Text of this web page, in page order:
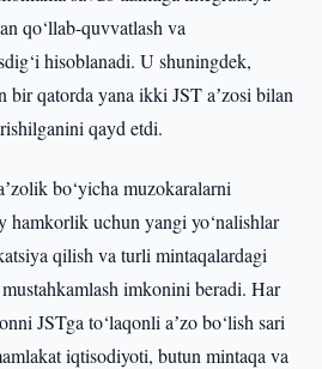
qo‘llab-quvvatlash va
hisoblanadi. U shuningdek,
bir qatorda yana ikki JST aʼzosi bilan
qayd etdi.
bo‘yicha muzokaralarni
uchun yangi yo‘nalishlar
qilish va turli mintaqalardagi
imkonini beradi. Har
JSTga to‘laqonli aʼzo bo‘lish sari
iqtisodiyoti, butun mintaqa va